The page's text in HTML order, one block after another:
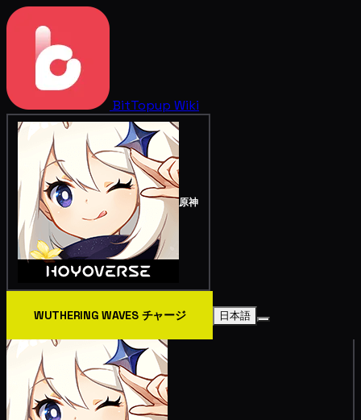
BitTopup Wiki
原神
WUTHERING WAVES チャージ 日本語